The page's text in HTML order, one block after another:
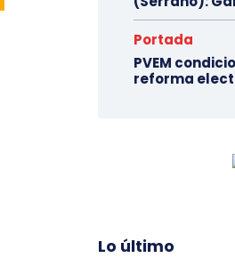
Portada
PVEM
reforma
Lo último